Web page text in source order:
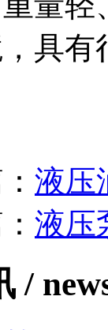
具有
液压
液压
/